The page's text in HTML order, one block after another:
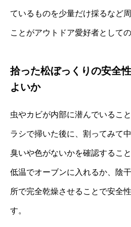
ているものを少量だけ採るなど
ことがアウトドア愛好者として
拾った松ぼっくりの安全
よいか
虫やカビが内部に潜んでいるこ
ラシで掃いた後に、割ってみて
臭いや色がないかを確認するこ
低温でオーブンに入れるか、陰
所で完全乾燥させることで安全
す。